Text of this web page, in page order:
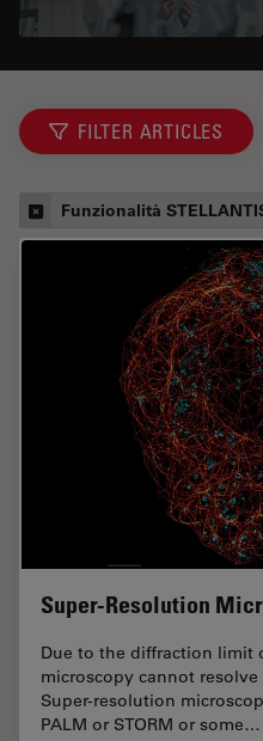
FILTER ARTICLES
Funzionalità
Super-Resolution
Due to the diffraction limit
microscopy cannot
Super-resolution
PALM or STORM or some…